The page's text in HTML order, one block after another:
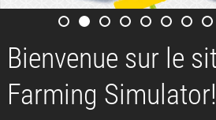
Bienvenue sur le
Farming Simulator!